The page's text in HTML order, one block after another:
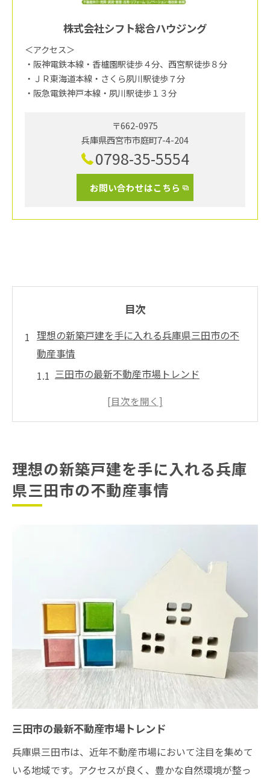
株式会社シフト総合ハウジング
＜アクセス＞
・阪神電鉄本線・香櫨園駅徒歩４分、西宮駅徒歩８分
・ＪＲ東海道本線・さくら夙川駅徒歩７分
・阪急電鉄神戸本線・夙川駅徒歩１３分
〒662-0975
兵庫県西宮市市庭町7-4-204
0798-35-5554
お問い合わせはこちら
目次
理想の新築戸建を手に入れる兵庫県三田市の不
動産事情
三田市の最新不動産市場トレンド
新築戸建の魅力とその選び方
スメ
三田市で人気の新築住宅エリア特集
仲介手数料無料～割引の仕組みとそのメリ
費用対効果を最大限に活かす購入プラン
無駄を省いた賢い不動産購入術
手数料無料～割引を活用した資金計画の立
て方
仲介手数料無料～割引を選ぶ際の注意点
無料～割引のサービスを利用した購入後の
暮らしの充実法
新築戸建を購入する際の不動産選びのポイント
新築戸建の購入ステップと注意点
理想の間取りとデザインを選ぶコツ
理想の新築戸建を手に入れる兵庫
県三田市の不動産事情
三田市の最新不動産市場トレンド
兵庫県三田市は、近年不動産市場において注目を集めて
いる地域です。アクセスが良く、豊かな自然環境が整っ